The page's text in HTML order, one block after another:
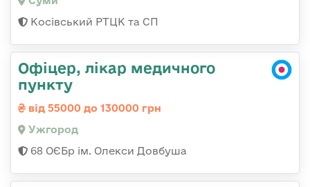
Косівський РТЦК та СП
Офіцер, лікар медичного
пункту
від 55000 до 130000 грн
Ужгород
68 ОЄБр ім. Олекси Довбуша